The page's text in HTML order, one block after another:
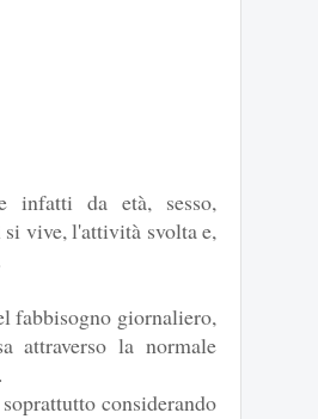
infatti da età, sesso,
vive, l'attività svolta e,
fabbisogno giornaliero,
attraverso la normale
considerando